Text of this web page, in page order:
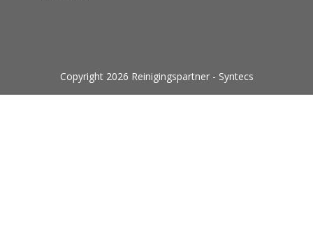
Copyright 2026 Reinigingspartner - Syntecs